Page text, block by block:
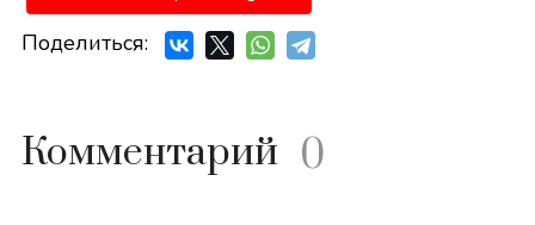
Поделиться:
Комментарий 0